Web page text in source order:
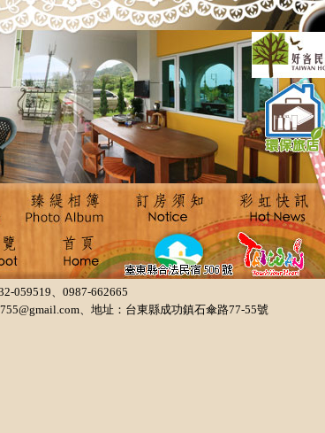
059519、0987-662665
、地址：台東縣成功鎮石傘路77-55號